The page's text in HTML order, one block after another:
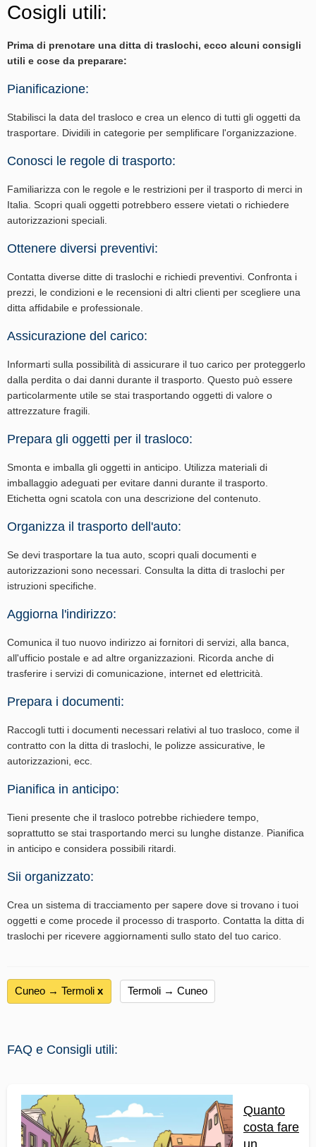
Cosigli utili:
Prima di prenotare una ditta di traslochi, ecco alcuni consigli
utili e cose da preparare:
Pianificazione:
Stabilisci la data del trasloco e crea un elenco di tutti gli oggetti da
trasportare. Dividili in categorie per semplificare l'organizzazione.
Conosci le regole di trasporto:
Familiarizza con le regole e le restrizioni per il trasporto di merci in
Italia. Scopri quali oggetti potrebbero essere vietati o richiedere
autorizzazioni speciali.
Ottenere diversi preventivi:
Contatta diverse ditte di traslochi e richiedi preventivi. Confronta i
prezzi, le condizioni e le recensioni di altri clienti per scegliere una
ditta affidabile e professionale.
Assicurazione del carico:
Informarti sulla possibilità di assicurare il tuo carico per proteggerlo
dalla perdita o dai danni durante il trasporto. Questo può essere
particolarmente utile se stai trasportando oggetti di valore o
attrezzature fragili.
Prepara gli oggetti per il trasloco:
Smonta e imballa gli oggetti in anticipo. Utilizza materiali di
imballaggio adeguati per evitare danni durante il trasporto.
Etichetta ogni scatola con una descrizione del contenuto.
Organizza il trasporto dell'auto:
Se devi trasportare la tua auto, scopri quali documenti e
autorizzazioni sono necessari. Consulta la ditta di traslochi per
istruzioni specifiche.
Aggiorna l'indirizzo:
Comunica il tuo nuovo indirizzo ai fornitori di servizi, alla banca,
all'ufficio postale e ad altre organizzazioni. Ricorda anche di
trasferire i servizi di comunicazione, internet ed elettricità.
Prepara i documenti:
Raccogli tutti i documenti necessari relativi al tuo trasloco, come il
contratto con la ditta di traslochi, le polizze assicurative, le
autorizzazioni, ecc.
Pianifica in anticipo:
Tieni presente che il trasloco potrebbe richiedere tempo,
soprattutto se stai trasportando merci su lunghe distanze. Pianifica
in anticipo e considera possibili ritardi.
Sii organizzato:
Crea un sistema di tracciamento per sapere dove si trovano i tuoi
oggetti e come procede il processo di trasporto. Contatta la ditta di
traslochi per ricevere aggiornamenti sullo stato del tuo carico.
Cuneo → Termoli х Termoli → Cuneo
FAQ e Consigli utili:
Quanto
costa fare
un